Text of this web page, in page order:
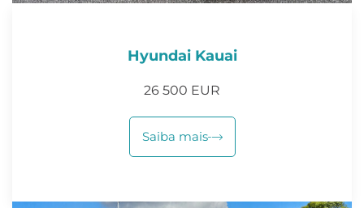
Hyundai Kauai
26 500 EUR
Saiba mais